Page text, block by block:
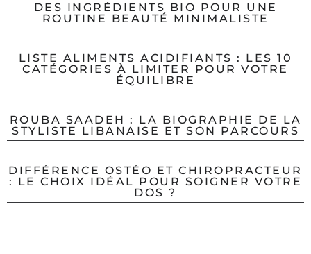
DES INGRÉDIENTS BIO POUR UNE
ROUTINE BEAUTÉ MINIMALISTE
LISTE ALIMENTS ACIDIFIANTS : LES 10
CATÉGORIES À LIMITER POUR VOTRE
ÉQUILIBRE
ROUBA SAADEH : LA BIOGRAPHIE DE LA
STYLISTE LIBANAISE ET SON PARCOURS
DIFFÉRENCE OSTÉO ET CHIROPRACTEUR
: LE CHOIX IDÉAL POUR SOIGNER VOTRE
DOS ?